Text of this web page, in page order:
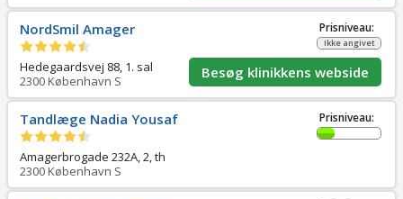
NordSmil Amager
Hedegaardsvej 88, 1. sal
2300København S
Prisniveau:
Ikke angivet
Besøg klinikkens webside
Tandlæge Nadia Yousaf
Amagerbrogade 232A, 2, th
2300København S
Prisniveau: